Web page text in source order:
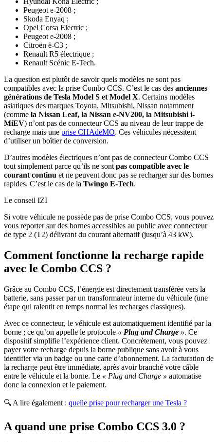
Peugeot e-2008 ;
Skoda Enyaq ;
Opel Corsa Electric ;
Peugeot e-2008 ;
Citroën ë-C3 ;
Renault R5 électrique ;
Renault Scénic E-Tech.
La question est plutôt de savoir quels modèles ne sont pas
compatibles avec la prise Combo CCS. C’est le cas des anciennes
générations de Tesla Model S et Model X. Certains modèles
asiatiques des marques Toyota, Mitsubishi, Nissan notamment
(comme la Nissan Leaf, la Nissan e-NV200, la Mitsubishi i-
MiEV) n’ont pas de connecteur CCS au niveau de leur trappe de
recharge mais une prise CHAdeMO. Ces véhicules nécessitent
d’utiliser un boîtier de conversion.
D’autres modèles électriques n’ont pas de connecteur Combo CCS
tout simplement parce qu’ils ne sont pas compatible avec le
courant continu et ne peuvent donc pas se recharger sur des bornes
rapides. C’est le cas de la Twingo E-Tech.
Le conseil IZI
Si votre véhicule ne possède pas de prise Combo CCS, vous pouvez
vous reporter sur des bornes accessibles au public avec connecteur
de type 2 (T2) délivrant du courant alternatif (jusqu’à 43 kW).
Comment fonctionne la recharge rapide
avec le Combo CCS ?
Grâce au Combo CCS, l’énergie est directement transférée vers la
batterie, sans passer par un transformateur interne du véhicule (une
étape qui ralentit en temps normal les recharges classiques).
Avec ce connecteur, le véhicule est automatiquement identifié par la
borne ; ce qu’on appelle le protocole « Plug and Charge ». Ce
dispositif simplifie l’expérience client. Concrètement, vous pouvez
payer votre recharge depuis la borne publique sans avoir à vous
identifier via un badge ou une carte d’abonnement. La facturation de
la recharge peut être immédiate, après avoir branché votre câble
entre le véhicule et la borne. Le « Plug and Charge » automatise
donc la connexion et le paiement.
🔍 A lire également : quelle prise pour recharger une Tesla ?
A quand une prise Combo CCS 3.0 ?